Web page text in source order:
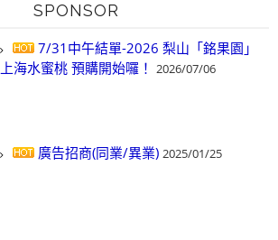
SPONSOR
7/31中午結單-2026 梨山「銘果園」
上海水蜜桃 預購開始囉！ 2026/07/06
廣告招商(同業/異業) 2025/01/25